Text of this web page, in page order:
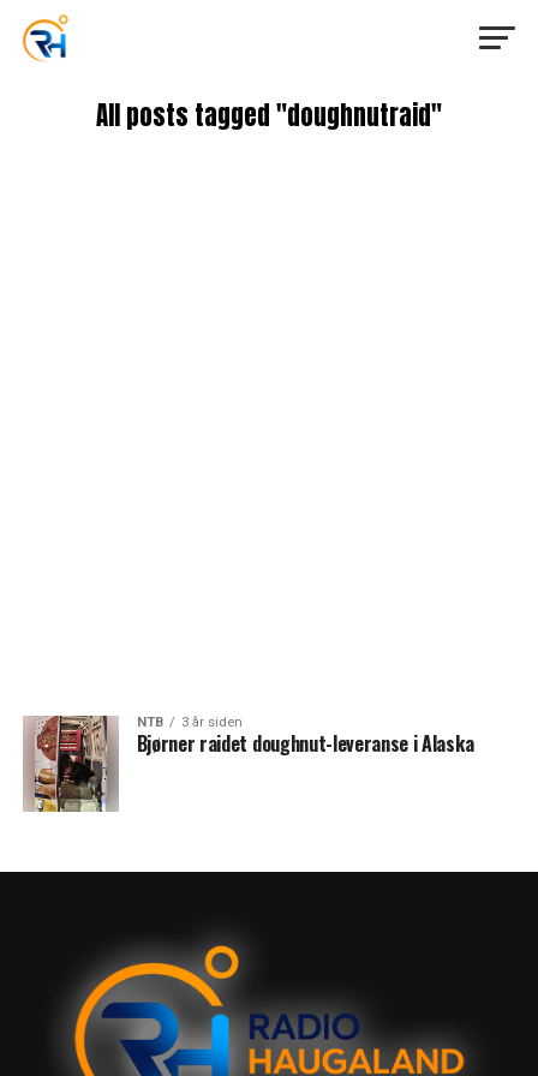
All posts tagged "doughnutraid"
NTB 3 år siden
Bjørner raidet doughnut-leveranse i Alaska